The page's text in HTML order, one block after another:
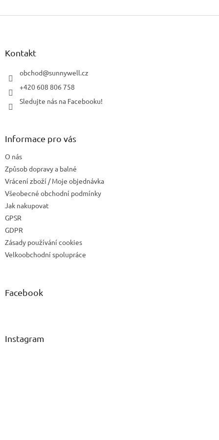
Z
Kontakt
obchod@sunnywell.cz
+420 608 806 758
Sledujte nás na Facebooku!
Informace pro vás
O nás
Způsob dopravy a balné
Vrácení zboží / Moje objednávka
Všeobecné obchodní podmínky
Jak nakupovat
GPSR
GDPR
Zásady používání cookies
Velkoobchodní spolupráce
Facebook
Instagram